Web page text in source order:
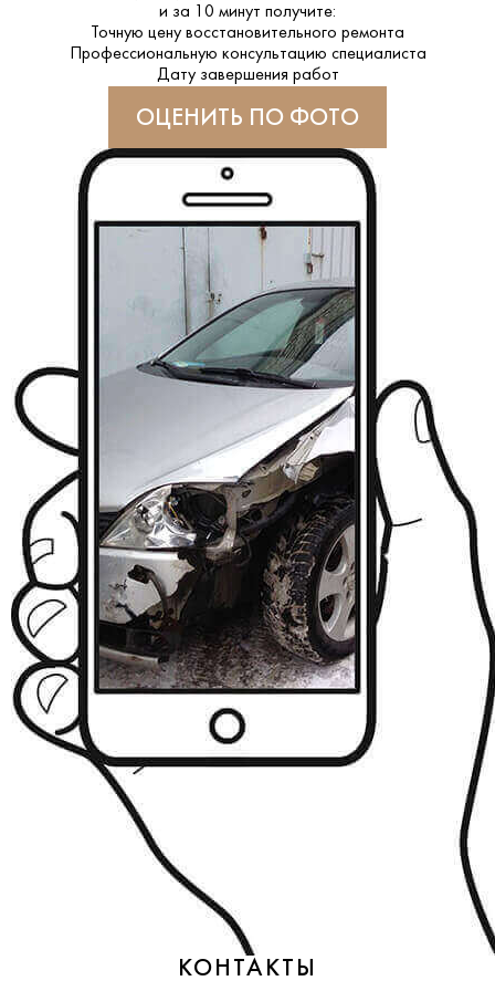
и за 10 минут получите:
Точную цену восстановительного ремонта
Профессиональную консультацию специалиста
Дату завершения работ
ОЦЕНИТЬ ПО ФОТО
КОНТАКТЫ